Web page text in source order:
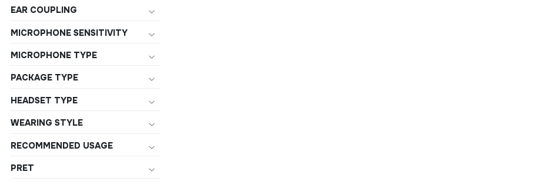
18.5 mm
183 mm
202 mm
225 mm
230 mm
EAR COUPLING
MICROPHONE SENSITIVITY
MICROPHONE TYPE
PACKAGE TYPE
HEADSET TYPE
WEARING STYLE
RECOMMENDED USAGE
PRET